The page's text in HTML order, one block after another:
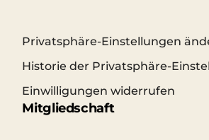
Privatsphäre-Einstellungen
Historie der Privatsphäre-
Einwilligungen widerrufen
Mitgliedschaft